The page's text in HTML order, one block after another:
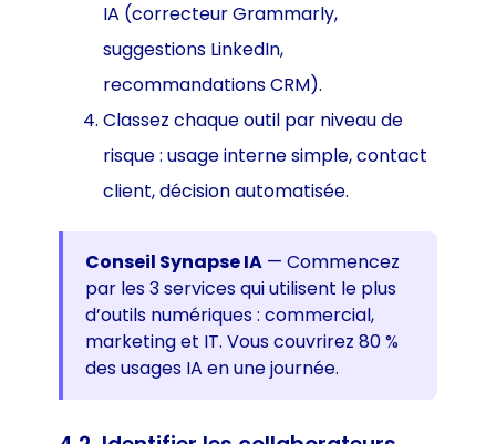
IA (correcteur Grammarly,
suggestions LinkedIn,
recommandations CRM).
Classez chaque outil par niveau de
risque : usage interne simple, contact
client, décision automatisée.
Conseil Synapse IA— Commencez
par les 3 services qui utilisent le plus
d’outils numériques : commercial,
marketing et IT. Vous couvrirez 80 %
des usages IA en une journée.